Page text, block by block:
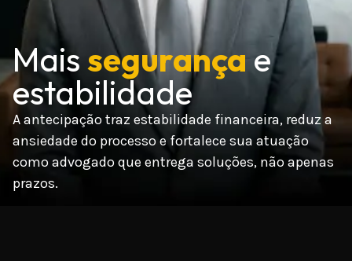
Maissegurançae
estabilidade
A antecipação traz estabilidade financeira, reduz a
ansiedade do processo e fortalece sua atuação
como advogado que entrega soluções, não apenas
prazos.